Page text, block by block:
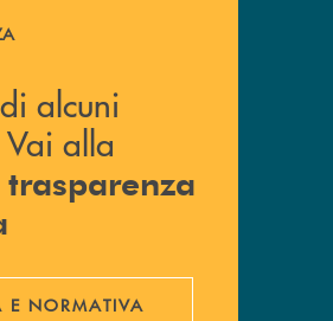
documenti ? Vai alla pagina della
alcuni
Vai alla
trasparenza
E NORMATIVA